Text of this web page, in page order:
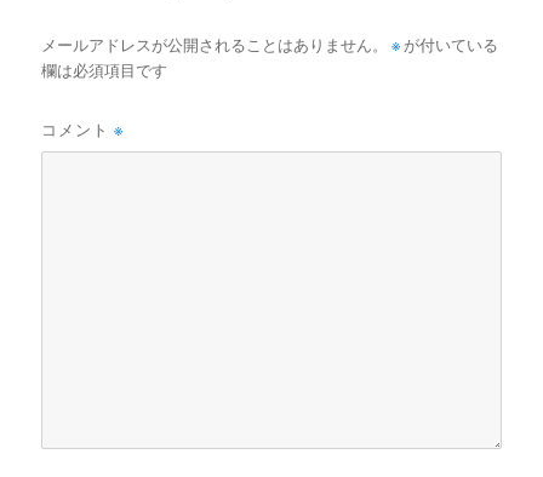
メールアドレスが公開されることはありません。 ※ が付いている
欄は必須項目です
コメント※